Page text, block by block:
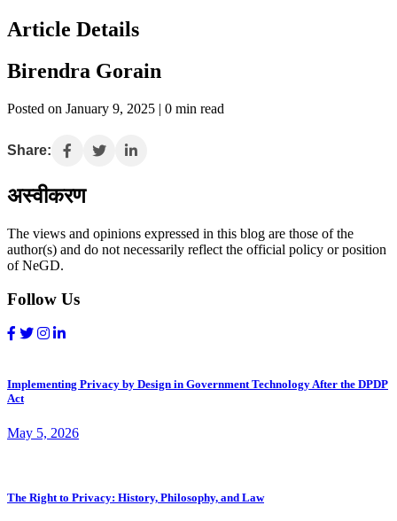
Article Details
Birendra Gorain
Posted on January 9, 2025 | 0 min read
Share:
अस्वीकरण
The views and opinions expressed in this blog are those of the
author(s) and do not necessarily reflect the official policy or position
of NeGD.
Follow Us
Implementing Privacy by Design in Government Technology After the DPDP
Act
May 5, 2026
The Right to Privacy: History, Philosophy, and Law